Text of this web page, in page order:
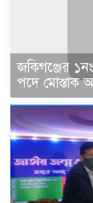
জকিগঞ্জের
পদে মোস্তাক